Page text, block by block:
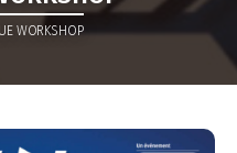
WORKSHOP